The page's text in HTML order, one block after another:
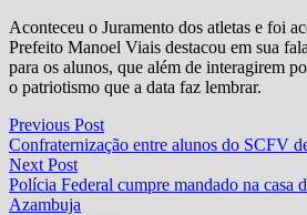
Aconteceu o Juramento dos atletas e foi
Prefeito Manoel Viais destacou em sua
para os alunos, que além de interagirem
o patriotismo que a data faz lembrar.
Navegação
de
Post
Previous PostPrevious
post:
Confraternização entre alunos do SCFV
Next PostNext
post:
Polícia Federal cumpre mandado na casa
Azambuja